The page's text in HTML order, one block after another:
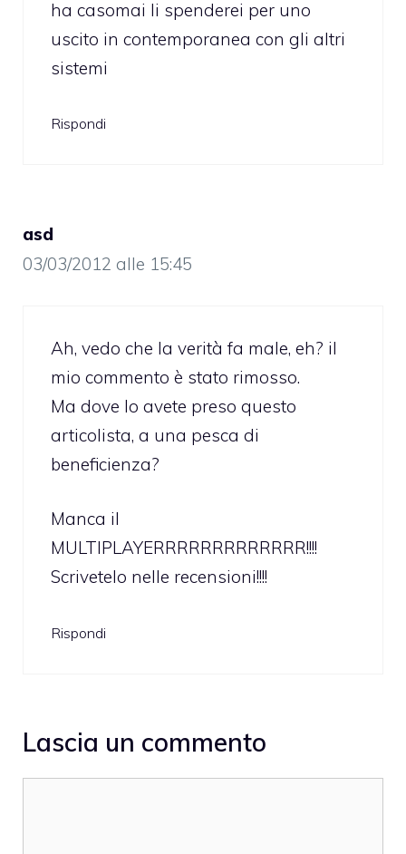
ha casomai li spenderei per uno
uscito in contemporanea con gli altri
sistemi
Rispondi
asd
03/03/2012 alle 15:45
Ah, vedo che la verità fa male, eh? il
mio commento è stato rimosso.
Ma dove lo avete preso questo
articolista, a una pesca di
beneficienza?
Manca il
MULTIPLAYERRRRRRRRRRRRR!!!!
Scrivetelo nelle recensioni!!!!
Rispondi
Lascia un commento